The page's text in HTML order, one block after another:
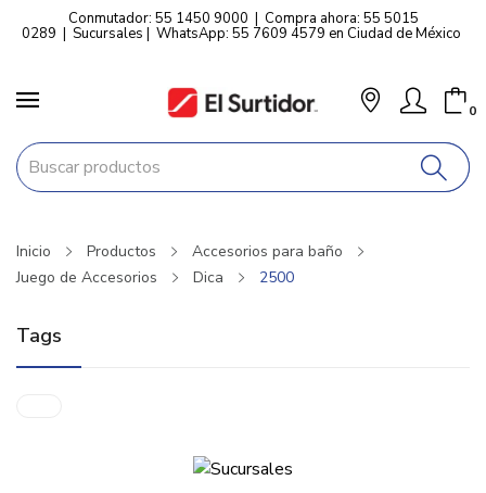
Conmutador: 55 1450 9000 | Compra ahora: 55 5015
0289 | Sucursales | WhatsApp: 55 7609 4579 en Ciudad de México
0
Inicio Productos
Accesorios para baño
Juego de Accesorios
Dica 2500
Tags